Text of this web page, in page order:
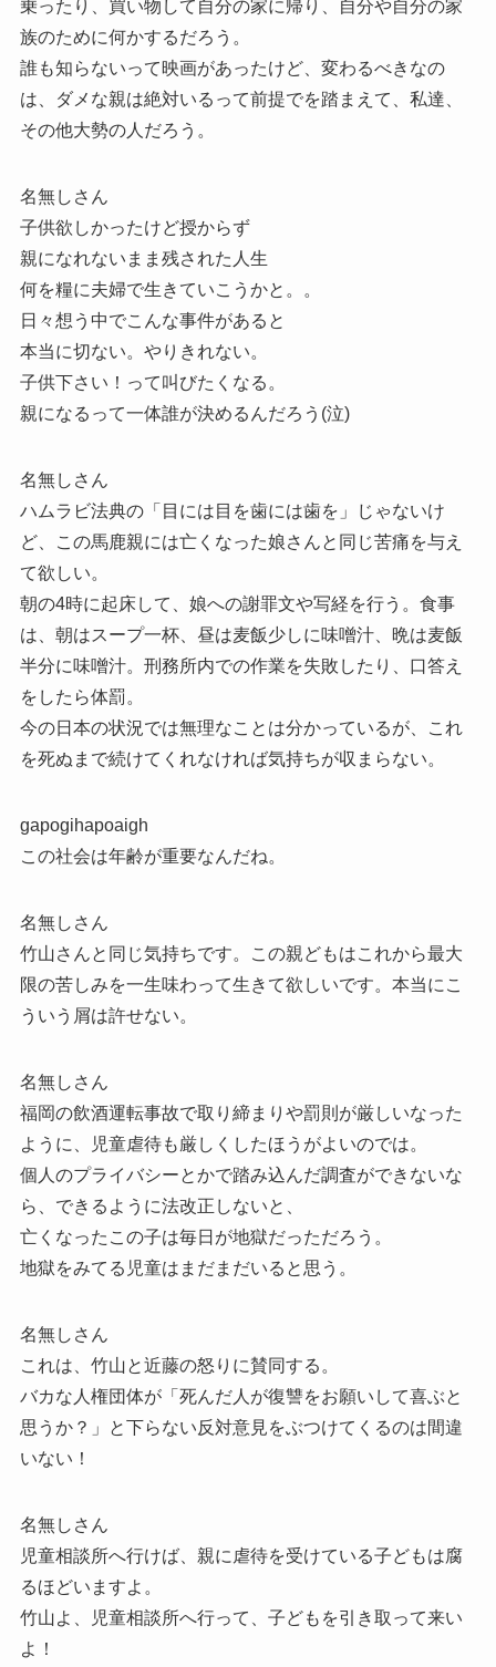
乗ったり、買い物して自分の家に帰り、自分や自分の家
族のために何かするだろう。
誰も知らないって映画があったけど、変わるべきなの
は、ダメな親は絶対いるって前提でを踏まえて、私達、
その他大勢の人だろう。
名無しさん
子供欲しかったけど授からず
親になれないまま残された人生
何を糧に夫婦で生きていこうかと。。
日々想う中でこんな事件があると
本当に切ない。やりきれない。
子供下さい！って叫びたくなる。
親になるって一体誰が決めるんだろう(泣)
名無しさん
ハムラビ法典の「目には目を歯には歯を」じゃないけ
ど、この馬鹿親には亡くなった娘さんと同じ苦痛を与え
て欲しい。
朝の4時に起床して、娘への謝罪文や写経を行う。食事
は、朝はスープ一杯、昼は麦飯少しに味噌汁、晩は麦飯
半分に味噌汁。刑務所内での作業を失敗したり、口答え
をしたら体罰。
今の日本の状況では無理なことは分かっているが、これ
を死ぬまで続けてくれなければ気持ちが収まらない。
gapogihapoaigh
この社会は年齢が重要なんだね。
名無しさん
竹山さんと同じ気持ちです。この親どもはこれから最大
限の苦しみを一生味わって生きて欲しいです。本当にこ
ういう屑は許せない。
名無しさん
福岡の飲酒運転事故で取り締まりや罰則が厳しいなった
ように、児童虐待も厳しくしたほうがよいのでは。
個人のプライバシーとかで踏み込んだ調査ができないな
ら、できるように法改正しないと、
亡くなったこの子は毎日が地獄だっただろう。
地獄をみてる児童はまだまだいると思う。
名無しさん
これは、竹山と近藤の怒りに賛同する。
バカな人権団体が「死んだ人が復讐をお願いして喜ぶと
思うか？」と下らない反対意見をぶつけてくるのは間違
いない！
名無しさん
児童相談所へ行けば、親に虐待を受けている子どもは腐
るほどいますよ。
竹山よ、児童相談所へ行って、子どもを引き取って来い
よ！